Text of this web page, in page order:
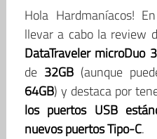
Hola Hardmaníacos!
llevar a cabo la review
DataTraveler microDuo
de 32GB (aunque
64GB) y destaca por
los puertos USB
nuevos puertos Tipo-C.